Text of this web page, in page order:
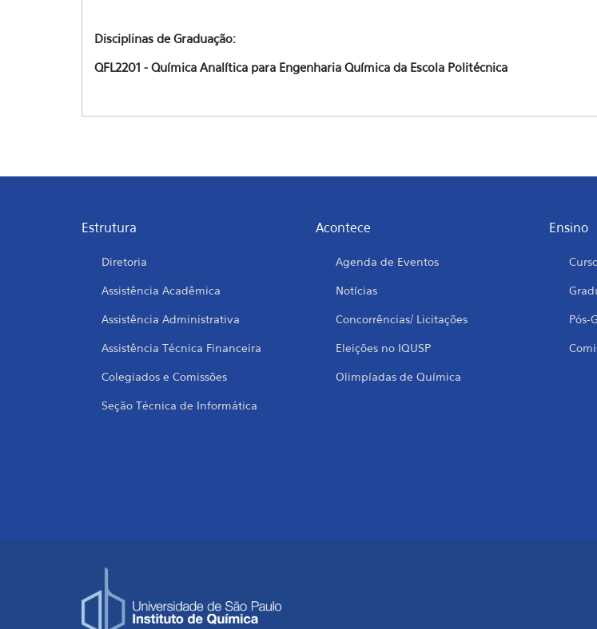
Disciplinas de Graduação:
QFL2201 - Química Analítica para Engenharia Química da Escola Politécnica
Estrutura
Diretoria
Assistência Acadêmica
Assistência Administrativa
Assistência Técnica Financeira
Colegiados e Comissões
Seção Técnica de Informática
Acontece
Agenda de Eventos
Notícias
Concorrências/ Licitações
Eleições no IQUSP
Olimpíadas de Química
Ensino
Pós-